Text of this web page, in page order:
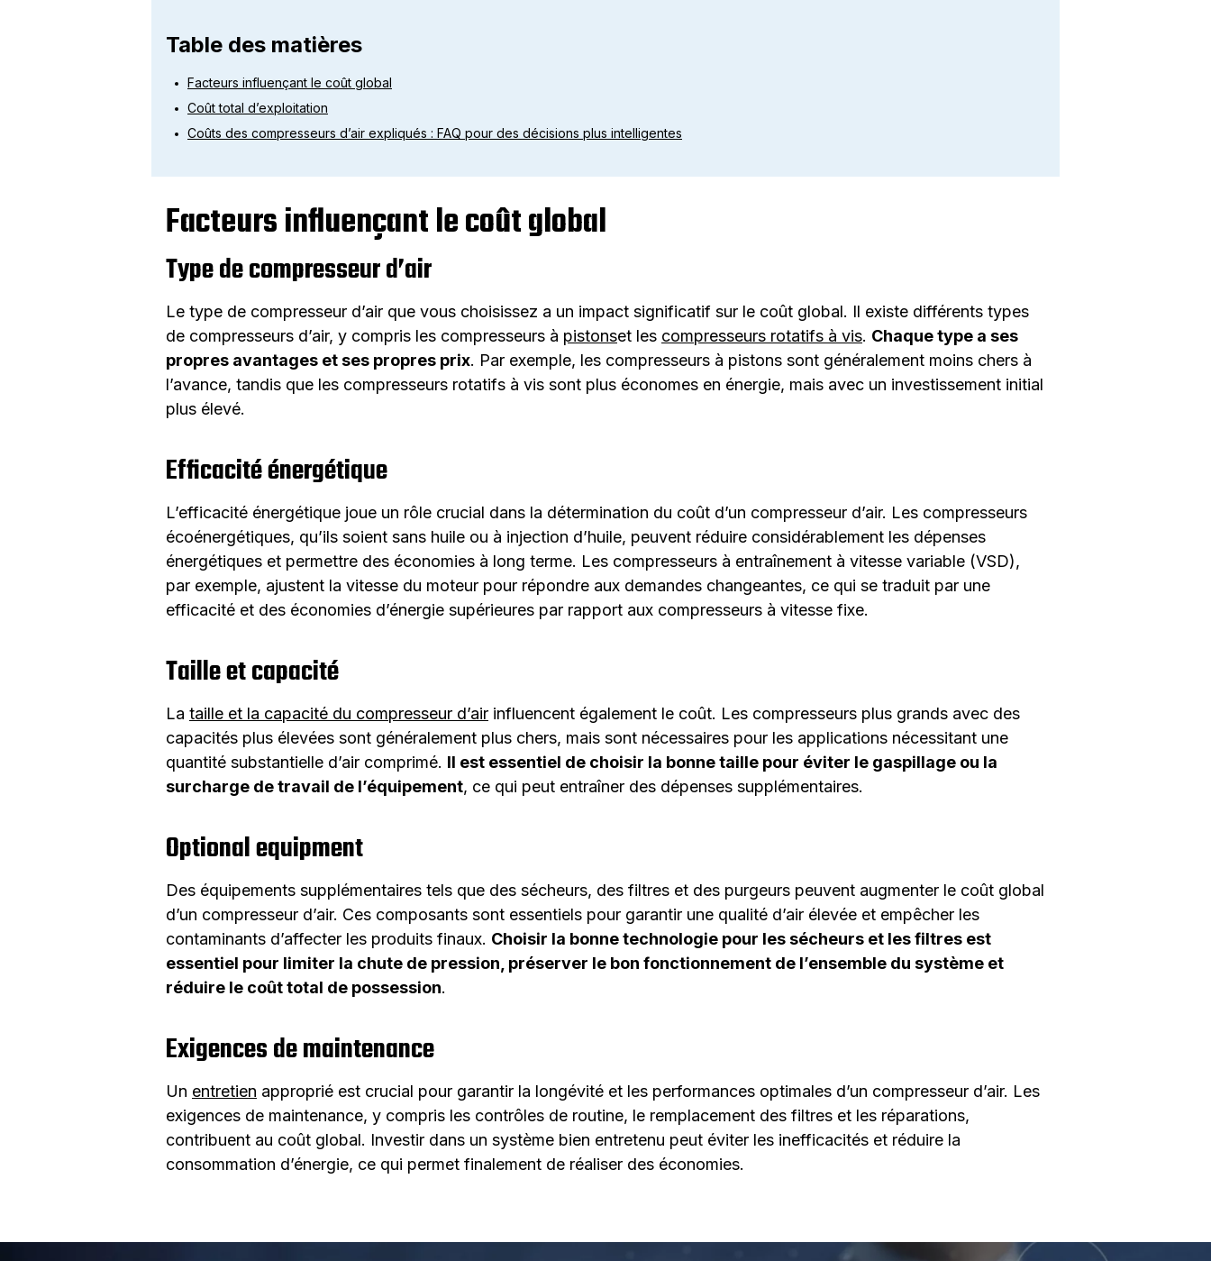
Table des matières
Facteurs influençant le coût global
Coût total d’exploitation
Coûts des compresseurs d’air expliqués : FAQ pour des décisions plus intelligentes
Facteurs influençant le coût global
Type de compresseur d’air
Le type de compresseur d’air que vous choisissez a un impact significatif sur le coût global. Il existe différents types
de compresseurs d’air, y compris les compresseurs à pistonset les compresseurs rotatifs à vis. Chaque type a ses
propres avantages et ses propres prix. Par exemple, les compresseurs à pistons sont généralement moins chers à
l’avance, tandis que les compresseurs rotatifs à vis sont plus économes en énergie, mais avec un investissement initial
plus élevé.
Efficacité énergétique
L’efficacité énergétique joue un rôle crucial dans la détermination du coût d’un compresseur d’air. Les compresseurs
écoénergétiques, qu’ils soient sans huile ou à injection d’huile, peuvent réduire considérablement les dépenses
énergétiques et permettre des économies à long terme. Les compresseurs à entraînement à vitesse variable (VSD),
par exemple, ajustent la vitesse du moteur pour répondre aux demandes changeantes, ce qui se traduit par une
efficacité et des économies d’énergie supérieures par rapport aux compresseurs à vitesse fixe.
Taille et capacité
La taille et la capacité du compresseur d’air influencent également le coût. Les compresseurs plus grands avec des
capacités plus élevées sont généralement plus chers, mais sont nécessaires pour les applications nécessitant une
quantité substantielle d’air comprimé. Il est essentiel de choisir la bonne taille pour éviter le gaspillage ou la
surcharge de travail de l’équipement, ce qui peut entraîner des dépenses supplémentaires.
Optional equipment
Des équipements supplémentaires tels que des sécheurs, des filtres et des purgeurs peuvent augmenter le coût global
d’un compresseur d’air. Ces composants sont essentiels pour garantir une qualité d’air élevée et empêcher les
contaminants d’affecter les produits finaux. Choisir la bonne technologie pour les sécheurs et les filtres est
essentiel pour limiter la chute de pression, préserver le bon fonctionnement de l’ensemble du système et
réduire le coût total de possession.
Exigences de maintenance
Un entretien approprié est crucial pour garantir la longévité et les performances optimales d’un compresseur d’air. Les
exigences de maintenance, y compris les contrôles de routine, le remplacement des filtres et les réparations,
contribuent au coût global. Investir dans un système bien entretenu peut éviter les inefficacités et réduire la
consommation d’énergie, ce qui permet finalement de réaliser des économies.